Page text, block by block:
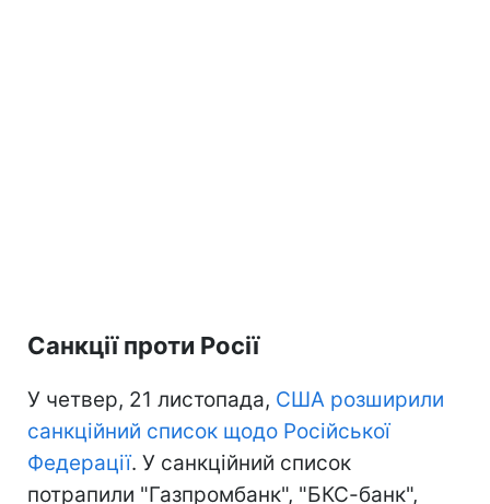
Санкції проти Росії
У четвер, 21 листопада, США розширили
санкційний список щодо Російської
Федерації. У санкційний список
потрапили "Газпромбанк", "БКС-банк",